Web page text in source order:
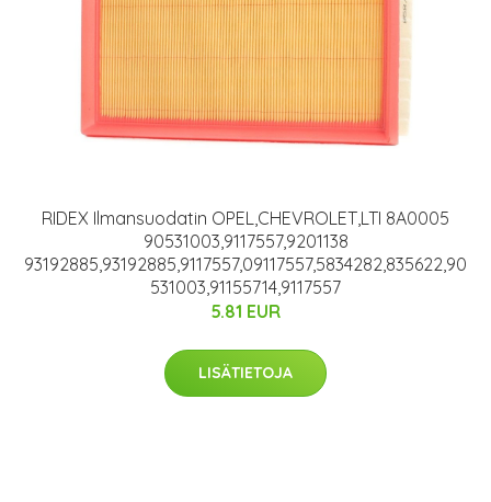
RIDEX Ilmansuodatin OPEL,CHEVROLET,LTI 8A0005
90531003,9117557,9201138
93192885,93192885,9117557,09117557,5834282,835622,90
531003,91155714,9117557
5.81 EUR
LISÄTIETOJA